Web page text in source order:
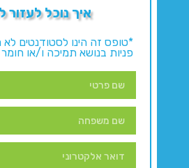
איך נוכל לעזור
*טופס זה הינו לסטודנטים
פניות בנושא תמיכה ו/או חומר